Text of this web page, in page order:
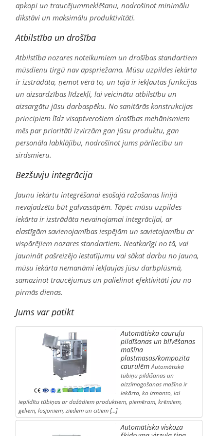
apkopi un traucējummeklēšanu, nodrošinot minimālu
dīkstāvi un maksimālu produktivitāti.
Atbilstība un drošība
Atbilstība nozares noteikumiem un drošības standartiem
mūsdienu tirgū nav apspriežama. Mūsu uzpildes iekārta
ir izstrādāta, ņemot vērā to, un tajā ir iekļautas funkcijas
un aizsardzības līdzekļi, lai veicinātu atbilstību un
aizsargātu jūsu darbaspēku. No sanitārās konstrukcijas
principiem līdz visaptverošiem drošības mehānismiem
mēs par prioritāti izvirzām gan jūsu produktu, gan
personāla labklājību, nodrošinot jums pārliecību un
sirdsmieru.
Bezšuvju integrācija
Jaunu iekārtu integrēšanai esošajā ražošanas līnijā
nevajadzētu būt galvassāpēm. Tāpēc mūsu uzpildes
iekārta ir izstrādāta nevainojamai integrācijai, ar
elastīgām savienojamības iespējām un savietojamību ar
vispārējiem nozares standartiem. Neatkarīgi no tā, vai
jaunināt pašreizējo iestatījumu vai sākat darbu no jauna,
mūsu iekārta nemanāmi iekļaujas jūsu darbplūsmā,
samazinot traucējumus un palielinot efektivitāti jau no
pirmās dienas.
Jums var patikt
Automātiska cauruļu
pildīšanas un blīvēšanas
mašīna
plastmasas/kompozīta
caurulēm Automātiskā
tūbiņu pildīšanas un
aizzīmogošanas mašīna ir
iekārta, ko izmanto, lai
iepildītu tūbiņas ar dažādiem produktiem, piemēram, krēmiem,
gēliem, losjoniem, ziedēm un citiem […]
Automātiska viskoza